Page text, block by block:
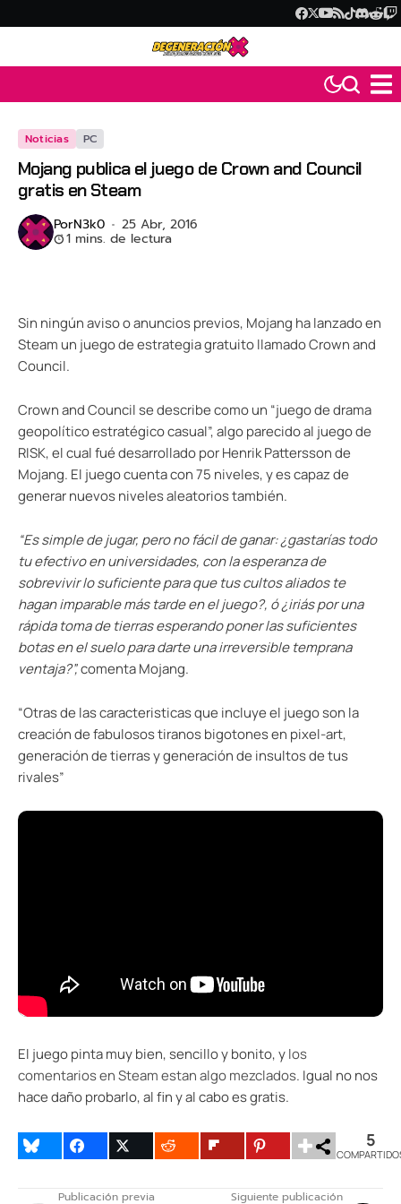
Noticias PC
Mojang publica el juego de Crown and Council
gratis en Steam
PorN3k0 25 Abr, 2016
1 mins. de lectura
Sin ningún aviso o anuncios previos, Mojang ha lanzado en
Steam un juego de estrategia gratuito llamado Crown and
Council.
Crown and Council se describe como un “juego de drama
geopolítico estratégico casual”, algo parecido al juego de
RISK, el cual fué desarrollado por Henrik Pattersson de
Mojang. El juego cuenta con 75 niveles, y es capaz de
generar nuevos niveles aleatorios también.
“Es simple de jugar, pero no fácil de ganar: ¿gastarías todo
tu efectivo en universidades, con la esperanza de
sobrevivir lo suficiente para que tus cultos aliados te
hagan imparable más tarde en el juego?, ó ¿iriás por una
rápida toma de tierras esperando poner las suficientes
botas en el suelo para darte una irreversible temprana
ventaja?”,comenta Mojang.
“Otras de las caracteristicas que incluye el juego son la
creación de fabulosos tiranos bigotones en pixel-art,
generación de tierras y generación de insultos de tus
rivales”
El juego pinta muy bien, sencillo y bonito, ylos
comentarios en Steam estan algo mezclados. Igual no nos
hace daño probarlo, al fin y al cabo es gratis.
5
Publicación previa Siguiente publicación